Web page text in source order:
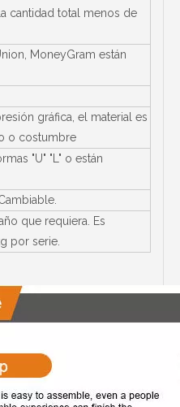
cantidad total menos de
MoneyGram están
gráfica, el material es
o costumbre
"U" "L" o están
que requiera. Es
por serie.